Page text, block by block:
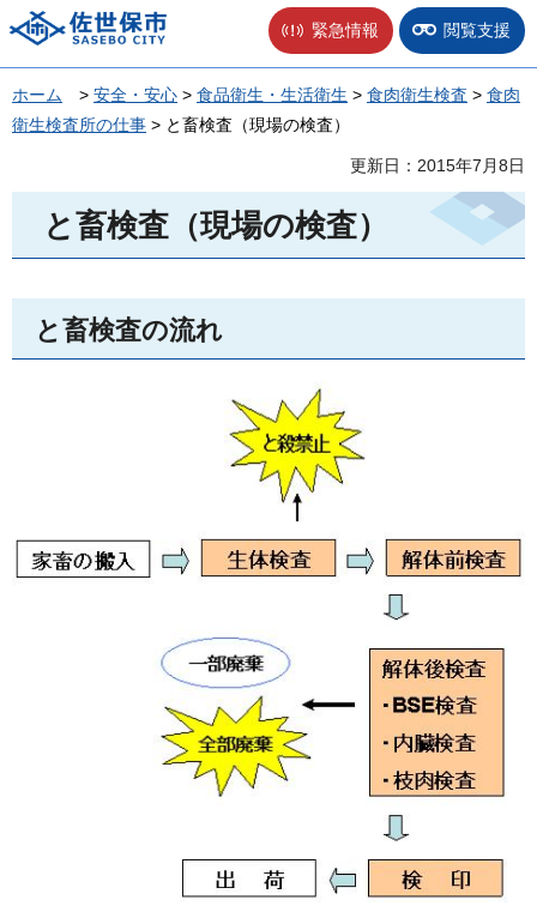
佐世保市 緊急情報 閲覧支援
ホーム > 安全・安心 > 食品衛生・生活衛生 > 食肉衛生検査 > 食肉
衛生検査所の仕事 > と畜検査（現場の検査）
更新日：2015年7月8日
と畜検査（現場の検査）
と畜検査の流れ